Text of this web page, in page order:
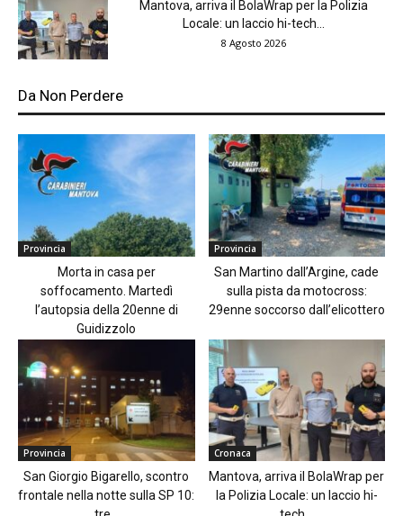
Mantova, arriva il BolaWrap per la Polizia
Locale: un laccio hi-tech...
8 Agosto 2026
Da Non Perdere
Provincia
Morta in casa per
soffocamento. Martedì
l’autopsia della 20enne di
Guidizzolo
Provincia
San Martino dall’Argine, cade
sulla pista da motocross:
29enne soccorso dall’elicottero
Provincia
San Giorgio Bigarello, scontro
frontale nella notte sulla SP 10:
Cronaca
Mantova, arriva il BolaWrap per
la Polizia Locale: un laccio hi-